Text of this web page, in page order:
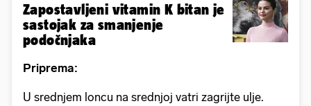
Zapostavljeni vitamin K bitan je
sastojak za smanjenje
podočnjaka
Priprema:
U srednjem loncu na srednjoj vatri zagrijte ulje.